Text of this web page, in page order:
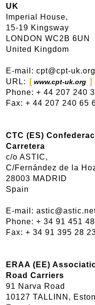
UK
Imperial House,
15-19 Kingsway
LONDON WC2B 6UN
United Kingdom
E-mail: cpt@cpt-uk.org
URL:
www.cpt-uk.org
Phone: + 44 207 240
Fax: + 44 207 240 65
CTC (ES)
Carretera
c/o ASTIC,
C/Fernández de la
28003 MADRID
Spain
E-mail:
Phone: + 34 91 451
Fax: + 34 91 395 28
ERAA (EE)
Road Carriers
91 Narva Road
10127 TALLINN,